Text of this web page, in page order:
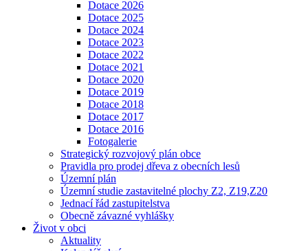
Dotace 2026
Dotace 2025
Dotace 2024
Dotace 2023
Dotace 2022
Dotace 2021
Dotace 2020
Dotace 2019
Dotace 2018
Dotace 2017
Dotace 2016
Fotogalerie
Strategický rozvojový plán obce
Pravidla pro prodej dřeva z obecních lesů
Územní plán
Územní studie zastavitelné plochy Z2, Z19,Z20
Jednací řád zastupitelstva
Obecně závazné vyhlášky
Život v obci
Aktuality